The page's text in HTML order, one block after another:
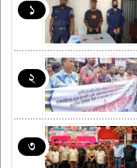
১
২
৩